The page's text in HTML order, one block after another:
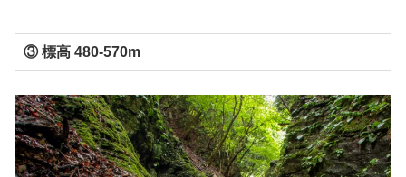
③ 標高 480-570m